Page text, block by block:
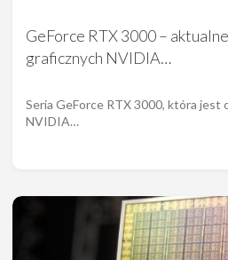
GeForce RTX 3000 –
graficznych NVIDIA…
Seria GeForce RTX 3000, która
NVIDIA…